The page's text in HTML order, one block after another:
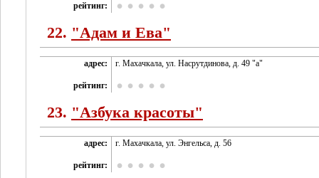
рейтинг:
22. "Адам и Ева"
адрес: г. Махачкала, ул. Насрутдинова, д. 49 "а"
рейтинг:
23. "Азбука красоты"
адрес: г. Махачкала, ул. Энгельса, д. 56
рейтинг: